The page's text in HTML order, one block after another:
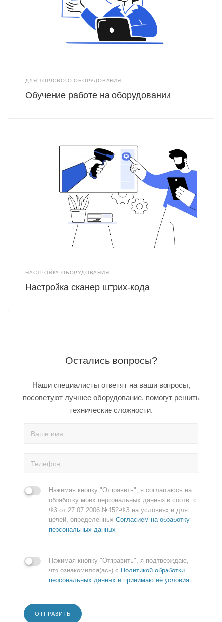
ДЛЯ ТОРГОВОГО ОБОРУДОВАНИЯ
Обучение работе на оборудовании
НАСТРОЙКА ОБОРУДОВАНИЯ
Настройка сканер штрих-кода
Остались вопросы?
Наши специалисты ответят на ваши вопросы,
посоветуют лучшее оборудование, помогут решить
технические сложности.
Нажимая кнопку "Отправить", я соглашаюсь на
обработку моих персональных данных в соотв. с
ФЗ от 27.07.2006 №152-ФЗ на условиях и для
целей, определенных Согласием на обработку
персональных данных
Нажимая кнопку "Отправить", я подтверждаю,
что ознакомился(ась) с Политикой обработки
персональных данных и принимаю её условия
ОТПРАВИТЬ